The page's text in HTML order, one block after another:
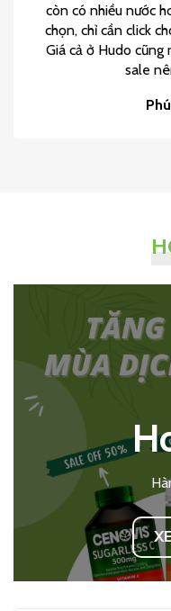
còn có nhiều nước
chọn, chỉ cần click
Giá cả ở Hudo
sale